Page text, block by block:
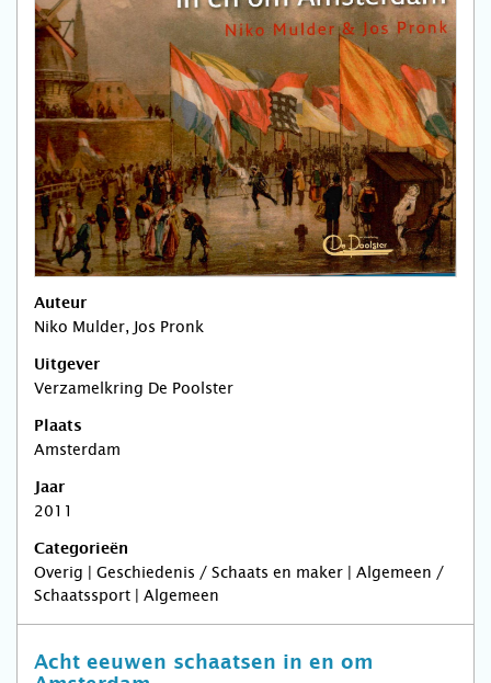
Auteur
Niko Mulder, Jos Pronk
Uitgever
Verzamelkring De Poolster
Plaats
Amsterdam
Jaar
2011
Categorieën
Overig | Geschiedenis / Schaats en maker | Algemeen /
Schaatssport | Algemeen
Acht eeuwen schaatsen in en om